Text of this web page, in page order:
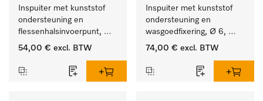
Inspuiter met kunststof
ondersteuning en
flessenhalsinvoerpunt,
ster, Ø 6, lengte 175 mm.
54,00 € excl. BTW
Inspuiter met kunststof
ondersteuning en
wasgoedfixering, Ø 6,
lengte 135 mm.
74,00 € excl. BTW